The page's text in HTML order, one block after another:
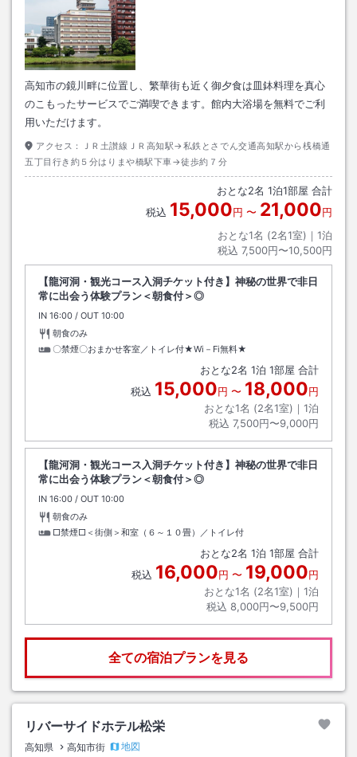
高知市の鏡川畔に位置し、繁華街も近く御夕食は皿鉢料理を真心
のこもったサービスでご満喫できます。館内大浴場を無料でご利
用いただけます。
アクセス：
ＪＲ土讃線ＪＲ高知駅→私鉄とさでん交通高知駅から桟橋通
五丁目行き約５分はりまや橋駅下車→徒歩約７分
おとな2名 1泊1部屋 合計
税込 15,000円 〜 21,000円
おとな1名 (2名1室)｜ 1泊
税込 7,500円〜10,500円
【龍河洞・観光コース入洞チケット付き】神秘の世界で非日
常に出会う体験プラン＜朝食付＞◎
IN チェックイン
16:00 / OUT チェックアウト
10:00
朝食のみ
〇禁煙〇おまかせ客室／トイレ付★Wi－Fi無料★
おとな2名 1泊 1部屋 合計
税込 15,000円 〜 18,000円
おとな1名 (2名1室)｜ 1泊
税込 7,500円〜9,000円
【龍河洞・観光コース入洞チケット付き】神秘の世界で非日
常に出会う体験プラン＜朝食付＞◎
IN チェックイン
16:00 / OUT チェックアウト
10:00
朝食のみ
□禁煙□＜街側＞和室（６～１０畳）／トイレ付
おとな2名 1泊 1部屋 合計
税込 16,000円 〜 19,000円
おとな1名 (2名1室)｜ 1泊
税込 8,000円〜9,500円
全ての宿泊プランを見る
リバーサイドホテル松栄
高知県 高知市街
地図